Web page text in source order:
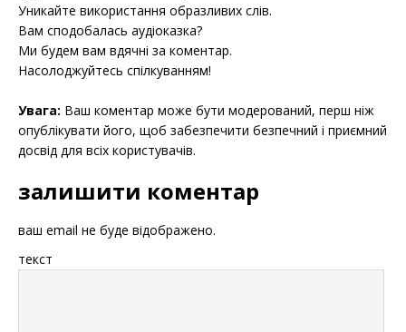
Уникайте використання образливих слів.
Вам сподобалась аудіоказка?
Ми будем вам вдячні за коментар.
Насолоджуйтесь спілкуванням!
Увага: Ваш коментар може бути модерований, перш ніж
опублікувати його, щоб забезпечити безпечний і приємний
досвід для всіх користувачів.
залишити коментар
ваш email не буде відображено.
текст